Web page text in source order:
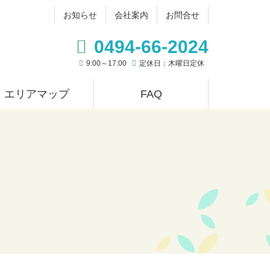
0494-66-2024
9:00～17:00 定休日：木曜日定休
お知らせ 会社案内 お問合せ
エリアマップ FAQ